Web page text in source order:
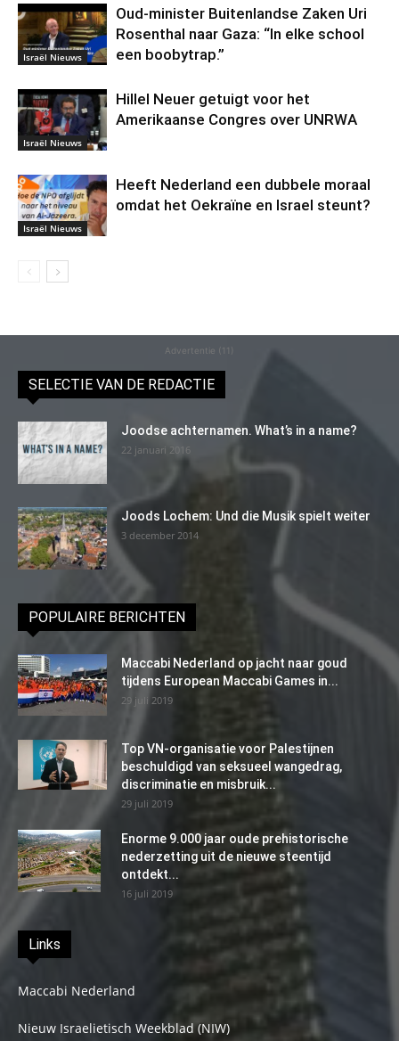
Israël Nieuws
Oud-minister Buitenlandse Zaken Uri
Rosenthal naar Gaza: “In elke school
een boobytrap.”
Israël Nieuws
Hillel Neuer getuigt voor het
Amerikaanse Congres over UNRWA
Israël Nieuws
Heeft Nederland een dubbele moraal
omdat het Oekraïne en Israel steunt?
Advertentie (11)
SELECTIE VAN DE REDACTIE
Joodse achternamen. What’s in a name?
22 januari 2016
Joods Lochem: Und die Musik spielt weiter
3 december 2014
POPULAIRE BERICHTEN
Maccabi Nederland op jacht naar goud
tijdens European Maccabi Games in...
29 juli 2019
Top VN-organisatie voor Palestijnen
beschuldigd van seksueel wangedrag,
discriminatie en misbruik...
29 juli 2019
Enorme 9.000 jaar oude prehistorische
nederzetting uit de nieuwe steentijd
ontdekt...
16 juli 2019
Links
Maccabi Nederland
Nieuw Israelietisch Weekblad (NIW)